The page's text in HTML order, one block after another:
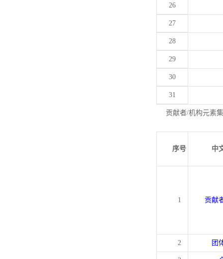
26
27
28
29
30
31
贡献者/机构元素
序号 中
1 贡献
2 团